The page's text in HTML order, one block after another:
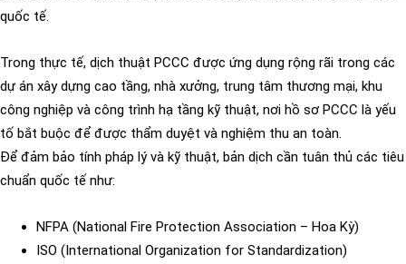
quốc tế.
Trong thực tế, dịch thuật PCCC được ứng dụng rộng rãi trong các
dự án xây dựng cao tầng, nhà xưởng, trung tâm thương mại, khu
công nghiệp và công trình hạ tầng kỹ thuật, nơi hồ sơ PCCC là yếu
tố bắt buộc để được thẩm duyệt và nghiệm thu an toàn.
Để đảm bảo tính pháp lý và kỹ thuật, bản dịch cần tuân thủ các tiêu
chuẩn quốc tế như:
NFPA (National Fire Protection Association – Hoa Kỳ)
ISO (International Organization for Standardization)